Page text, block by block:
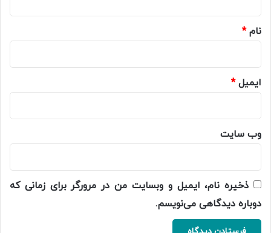
نام*
ایمیل*
وب‌ سایت
ذخیره نام، ایمیل و وبسایت من در مرورگر برای زمانی که
دوباره دیدگاهی می‌نویسم.